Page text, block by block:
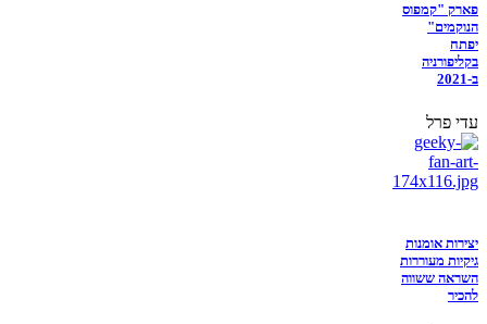
פארק "קמפוס
הנוקמים"
יפתח
בקליפורניה
ב-2021
עדי פרל
יצירות אומנות
גיקיות מעוררות
השראה ששווה
להכיר